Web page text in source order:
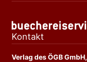
Kontakt
Verlag des ÖGB GmbH,